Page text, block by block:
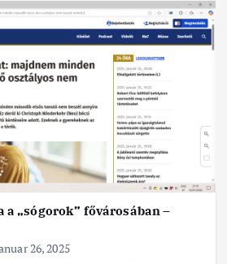
a „sógorok” fővárosában –
26, 2025